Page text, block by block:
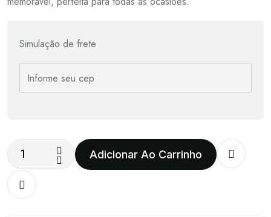
Simulação de frete
Adicionar Ao Carrinho